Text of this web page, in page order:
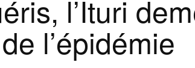
l’Ituri
l’épidémie